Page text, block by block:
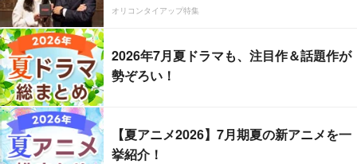
オリコンタイアップ特集
2026年7月夏ドラマも、注目作＆話題作が
勢ぞろい！
【夏アニメ2026】7月期夏の新アニメを一
挙紹介！